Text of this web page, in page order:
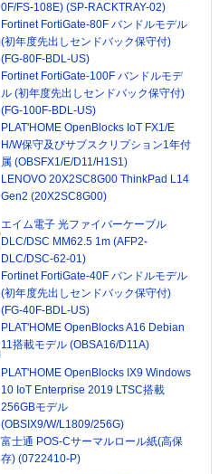
0F/FS-108E) (SP-RACKTRAY-02)
Fortinet FortiGate-80F バンドルモデル
(初年度先出しセンドバック保守付)
(FG-80F-BDL-US)
Fortinet FortiGate-100F バンドルモデ
ル (初年度先出しセンドバック保守付)
(FG-100F-BDL-US)
PLAT'HOME OpenBlocks IoT FX1/E
H/W保守及びサブスクリプション1年付
属 (OBSFX1/E/D11/H1S1)
LENOVO 20X2SC8G00 ThinkPad L14
Gen2 (20X2SC8G00)
エイム電子 光ファイバーケーブル
DLC/DSC MM62.5 1m (AFP2-
DLC/DSC-62-01)
Fortinet FortiGate-40F バンドルモデル
(初年度先出しセンドバック保守付)
(FG-40F-BDL-US)
PLAT'HOME OpenBlocks A16 Debian
11搭載モデル (OBSA16/D11A)
PLAT'HOME OpenBlocks IX9 Windows
10 IoT Enterprise 2019 LTSC搭載
256GBモデル
(OBSIX9/W/L1809/256G)
富士通 POS-Cサーマルロール紙(高保
存) (0722410-P)